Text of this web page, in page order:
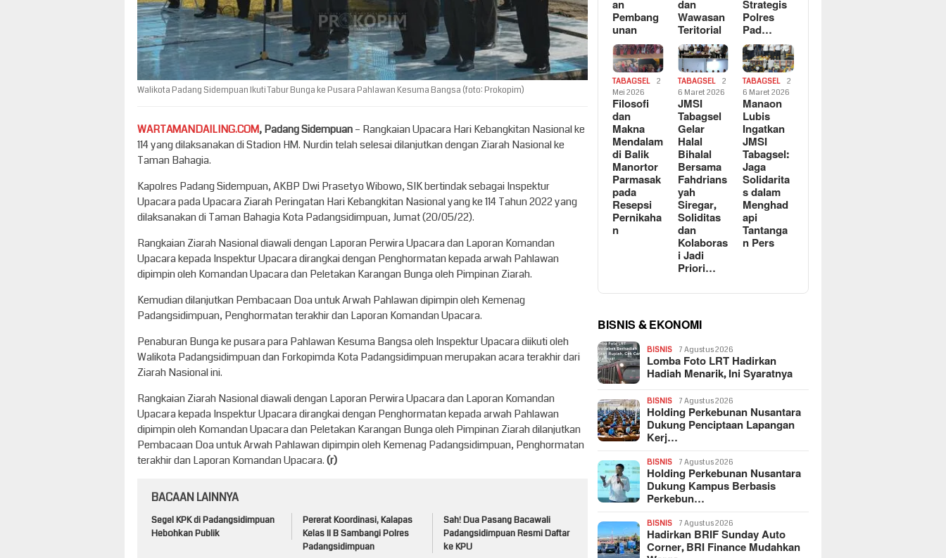
Walikota Padang Sidempuan Ikuti Tabur Bunga ke Pusara Pahlawan Kesuma Bangsa (foto: Prokopim)
WARTAMANDAILING.COM, Padang Sidempuan– Rangkaian Upacara Hari Kebangkitan Nasional ke
114 yang dilaksanakan di Stadion HM. Nurdin telah selesai dilanjutkan dengan Ziarah Nasional ke
Taman Bahagia.
Kapolres Padang Sidempuan, AKBP Dwi Prasetyo Wibowo, SIK bertindak sebagai Inspektur
Upacara pada Upacara Ziarah Peringatan Hari Kebangkitan Nasional yang ke 114 Tahun 2022 yang
dilaksanakan di Taman Bahagia Kota Padangsidimpuan, Jumat (20/05/22).
Rangkaian Ziarah Nasional diawali dengan Laporan Perwira Upacara dan Laporan Komandan
Upacara kepada Inspektur Upacara dirangkai dengan Penghormatan kepada arwah Pahlawan
dipimpin oleh Komandan Upacara dan Peletakan Karangan Bunga oleh Pimpinan Ziarah.
Kemudian dilanjutkan Pembacaan Doa untuk Arwah Pahlawan dipimpin oleh Kemenag
Padangsidimpuan, Penghormatan terakhir dan Laporan Komandan Upacara.
Penaburan Bunga ke pusara para Pahlawan Kesuma Bangsa oleh Inspektur Upacara diikuti oleh
Walikota Padangsidimpuan dan Forkopimda Kota Padangsidimpuan merupakan acara terakhir dari
Ziarah Nasional ini.
Rangkaian Ziarah Nasional diawali dengan Laporan Perwira Upacara dan Laporan Komandan
Upacara kepada Inspektur Upacara dirangkai dengan Penghormatan kepada arwah Pahlawan
dipimpin oleh Komandan Upacara dan Peletakan Karangan Bunga oleh Pimpinan Ziarah dilanjutkan
Pembacaan Doa untuk Arwah Pahlawan dipimpin oleh Kemenag Padangsidimpuan, Penghormatan
terakhir dan Laporan Komandan Upacara.(r)
BACAAN LAINNYA
Segel KPK di Padangsidimpuan
Hebohkan Publik
Pererat Koordinasi, Kalapas
Kelas II B Sambangi Polres
Padangsidimpuan
Sah! Dua Pasang Bacawali
Padangsidimpuan Resmi Daftar
ke KPU
an
Pembang
unan
dan
Wawasan
Teritorial
Strategis
Polres
Pad…
TABAGSEL
2
Mei 2026
Filosofi
dan
Makna
Mendalam
di Balik
Manortor
Parmasak
pada
Resepsi
Pernikaha
n
TABAGSEL
2
6 Maret 2026
JMSI
Tabagsel
Gelar
Halal
Bihalal
Bersama
Fahdrians
yah
Siregar,
Soliditas
dan
Kolaboras
i Jadi
Priori…
TABAGSEL
2
6 Maret 2026
Manaon
Lubis
Ingatkan
JMSI
Tabagsel:
Jaga
Solidarita
s dalam
Menghad
api
Tantanga
n Pers
BISNIS & EKONOMI
BISNIS 7 Agustus 2026
Lomba Foto LRT Hadirkan
Hadiah Menarik, Ini Syaratnya
BISNIS 7 Agustus 2026
Holding Perkebunan Nusantara
Dukung Penciptaan Lapangan
Kerj…
BISNIS 7 Agustus 2026
Holding Perkebunan Nusantara
Dukung Kampus Berbasis
Perkebun…
BISNIS 7 Agustus 2026
Hadirkan BRIF Sunday Auto
Corner, BRI Finance Mudahkan